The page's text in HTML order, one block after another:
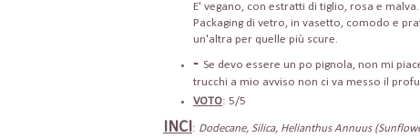
E' vegano, con estratti di tiglio, rosa e malva.
Packaging di vetro, in vasetto, comodo e
un'altra per quelle più scure.
- Se devo essere un po pignola, non mi
trucchi a mio avviso non ci va messo il
VOTO: 5/5
INCI : Dodecane, Silica, Helianthus Annuus